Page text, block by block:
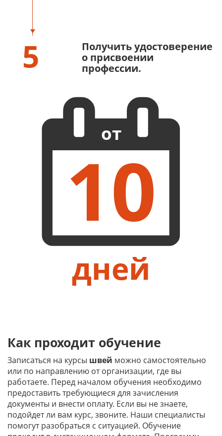
5
Получить удостоверение
о присвоении
профессии.
от
10
дней
Как проходит обучение
Записаться на курсы швей можно самостоятельно
или по направлению от организации, где вы
работаете. Перед началом обучения необходимо
предоставить требующиеся для зачисления
документы и внести оплату. Если вы не знаете,
подойдет ли вам курс, звоните. Наши специалисты
помогут разобраться с ситуацией. Обучение